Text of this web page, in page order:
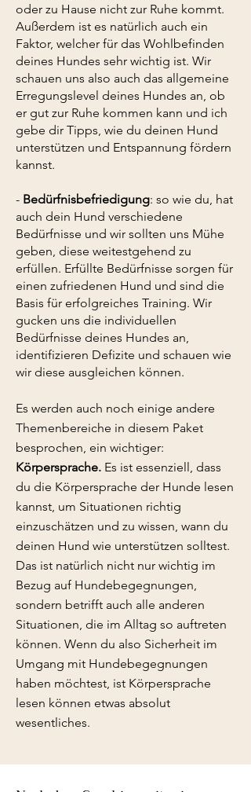
oder zu Hause nicht zur Ruhe kommt.
Außerdem ist es natürlich auch ein
Faktor, welcher für das Wohlbefinden
deines Hundes sehr wichtig ist. Wir
schauen uns also auch das allgemeine
Erregungslevel deines Hundes an, ob
er gut zur Ruhe kommen kann und ich
gebe dir Tipps, wie du deinen Hund
unterstützen und Entspannung fördern
kannst.
- Bedürfnisbefriedigung: so wie du, hat
auch dein Hund verschiedene
Bedürfnisse und wir sollten uns Mühe
geben, diese weitestgehend zu
erfüllen. Erfüllte Bedürfnisse sorgen für
einen zufriedenen Hund und sind die
Basis für erfolgreiches Training. Wir
gucken uns die individuellen
Bedürfnisse deines Hundes an,
identifizieren Defizite und schauen wie
wir diese ausgleichen können.
Es werden auch noch einige andere
Themenbereiche in diesem Paket
besprochen, ein wichtiger:
Körpersprache. Es ist essenziell, dass
du die Körpersprache der Hunde lesen
kannst, um Situationen richtig
einzuschätzen und zu wissen, wann du
deinen Hund wie unterstützen solltest.
Das ist natürlich nicht nur wichtig im
Bezug auf Hundebegegnungen,
sondern betrifft auch alle anderen
Situationen, die im Alltag so auftreten
können. Wenn du also Sicherheit im
Umgang mit Hundebegegnungen
haben möchtest, ist Körpersprache
lesen können etwas absolut
wesentliches.​